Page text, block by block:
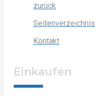
zurück
Seitenverzeichnis
Kontakt
Einkaufen